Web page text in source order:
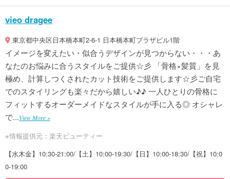
vieo dragee
東京都中央区日本橋本町2-6-1 日本橋本町プラザビル1階
イメージを変えたい・似合うデザインが見つからない・・・あ
なたのお悩みに合うスタイルをご提供☆彡 「骨格×髪質」を見
極め、計算しつくされたカット技術をご提供します☆彡ご自宅
でのスタイリングも楽々だから嬉しい♪♪ 一人ひとりの骨格に
フィットするオーダーメイドなスタイルが手に入る◎ オシャレ
で...View More »
※情報提供元：楽天ビューティー
【水木金】10:30-21:00/【土】10:00-19:30/【日】10:00-18:30/【祝】10:0
0-19:00